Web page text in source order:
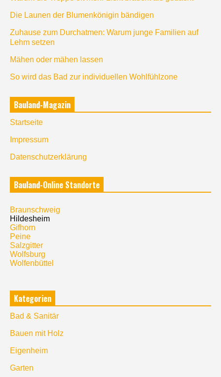
Die Launen der Blumenkönigin bändigen
Zuhause zum Durchatmen: Warum junge Familien auf
Lehm setzen
Mähen oder mähen lassen
So wird das Bad zur individuellen Wohlfühlzone
Bauland-Magazin
Startseite
Impressum
Datenschutzerklärung
Bauland-Online Standorte
Braunschweig
Hildesheim
Gifhorn
Peine
Salzgitter
Wolfsburg
Wolfenbüttel
Kategorien
Bad & Sanitär
Bauen mit Holz
Eigenheim
Garten